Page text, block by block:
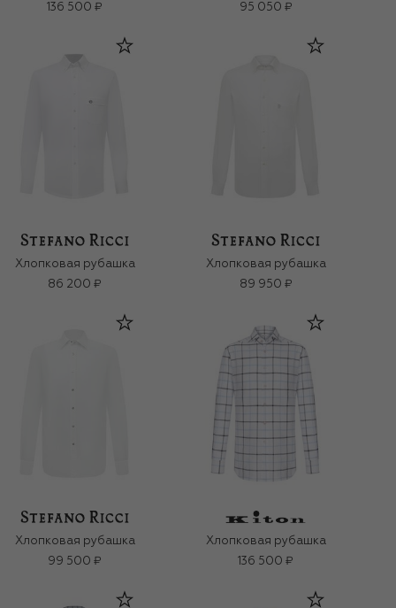
136 500 ₽
95 050 ₽
Хлопковая рубашка
86 200 ₽
Хлопковая рубашка
89 950 ₽
Хлопковая рубашка
99 500 ₽
Хлопковая рубашка
136 500 ₽